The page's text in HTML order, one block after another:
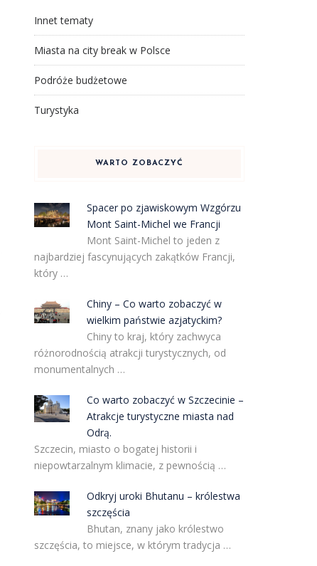
Innet tematy
Miasta na city break w Polsce
Podróże budżetowe
Turystyka
WARTO ZOBACZYĆ
Spacer po zjawiskowym Wzgórzu
Mont Saint-Michel we Francji
Mont Saint-Michel to jeden z
najbardziej fascynujących zakątków Francji,
który …
Chiny – Co warto zobaczyć w
wielkim państwie azjatyckim?
Chiny to kraj, który zachwyca
różnorodnością atrakcji turystycznych, od
monumentalnych …
Co warto zobaczyć w Szczecinie –
Atrakcje turystyczne miasta nad
Odrą.
Szczecin, miasto o bogatej historii i
niepowtarzalnym klimacie, z pewnością …
Odkryj uroki Bhutanu – królestwa
szczęścia
Bhutan, znany jako królestwo
szczęścia, to miejsce, w którym tradycja …